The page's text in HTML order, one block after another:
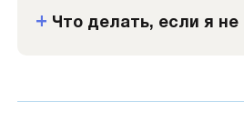
Что делать, если я не